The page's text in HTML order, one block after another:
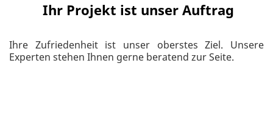
Ihr Projekt ist unser Auftrag
Ihre Zufriedenheit ist unser oberstes Ziel. Unsere
Experten stehen Ihnen gerne beratend zur Seite.